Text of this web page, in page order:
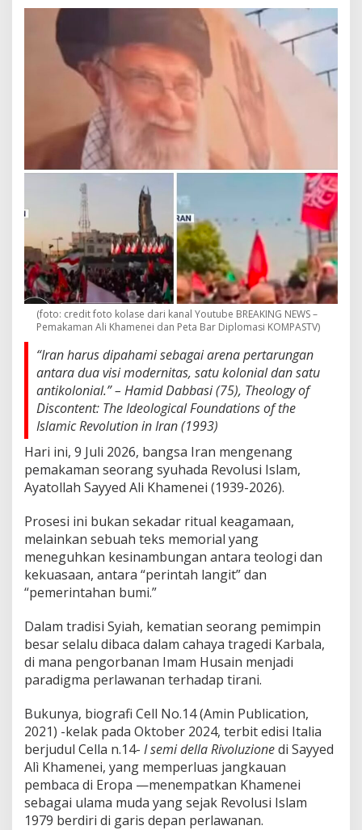
m
a
a
m
i
o
g
r
a
f
i
I
m
a
m
A
y
t
o
l
l
a
h
a
y
y
A
l
i
K
a
e
n
e
(foto: credit foto kolase dari kanal Youtube BREAKING NEWS –
Pemakaman Ali Khamenei dan Peta Bar Diplomasi KOMPASTV)
“Iran harus dipahami sebagai arena pertarungan
antara dua visi modernitas, satu kolonial dan satu
antikolonial.” – Hamid Dabbasi (75), Theology of
Discontent: The Ideological Foundations of the
Islamic Revolution in Iran(1993)
Hari ini, 9 Juli 2026, bangsa Iran mengenang
pemakaman seorang syuhada Revolusi Islam,
Ayatollah Sayyed Ali Khamenei (1939-2026).
Prosesi ini bukan sekadar ritual keagamaan,
melainkan sebuah teks memorial yang
meneguhkan kesinambungan antara teologi dan
kekuasaan, antara “perintah langit” dan
“pemerintahan bumi.”
Dalam tradisi Syiah, kematian seorang pemimpin
besar selalu dibaca dalam cahaya tragedi Karbala,
di mana pengorbanan Imam Husain menjadi
paradigma perlawanan terhadap tirani.
Bukunya, biografi Cell No.14 (Amin Publication,
2021) -kelak pada Oktober 2024, terbit edisi Italia
berjudul Cella n.14- I semi della Rivoluzionedi Sayyed
Alì Khamenei, yang memperluas jangkauan
pembaca di Eropa —menempatkan Khamenei
sebagai ulama muda yang sejak Revolusi Islam
1979 berdiri di garis depan perlawanan.